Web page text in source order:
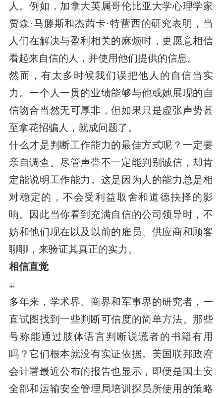
人。例如，加拿大英属哥伦比亚大学心理学家
贾森·马滕斯和杰茜卡·特蕾西的研究表明，当
人们在解决与盈利相关的麻烦时，更愿意相信
看起来自信的人，并使用他们提供的信息。
然而，有太多时候我们误把他人的自信当实
力。一个人一贯的业绩能够与他或她展现的自
信吻合当然无可厚非，但如果只是虚张声势甚
至拿花招骗人，就成问题了。
什么才是判断工作能力的最佳方式呢？一定要
亲自调查。尽管声誉不一定能判别诚信，却肯
定能说明工作能力。这是因为人的能力总是相
对稳定的，不会受利益取舍和道德抉择的影
响。因此当你看到充满自信的公司领导时，不
妨和他们现在以及以前的雇员、供应商和顾客
聊聊，来验证其真正的实力。
相信直觉
多年来，学术界、商界和军事界的研究者，一
直试图找到一些判断可信度的简单方法。那些
号称能通过肢体语言判断说谎者的书籍有用
吗？它们根本就没有实证依据。美国联邦政府
会计署最近公布的报告也显示，即便是国土安
全部和运输安全管理局培训探员所使用的策略